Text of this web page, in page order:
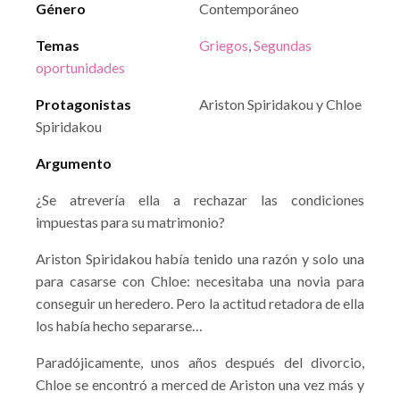
Género Contemporáneo
Temas Griegos,Segundas
oportunidades
Protagonistas
Ariston Spiridakou y Chloe
Spiridakou
Argumento
¿Se atrevería ella a rechazar las condiciones
impuestas para su matrimonio?
Ariston Spiridakou había tenido una razón y solo una
para casarse con Chloe: necesitaba una novia para
conseguir un heredero. Pero la actitud retadora de ella
los había hecho separarse…
Paradójicamente, unos años después del divorcio,
Chloe se encontró a merced de Ariston una vez más y